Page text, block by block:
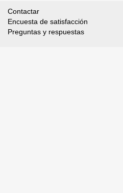
Contactar
Encuesta de satisfacción
Preguntas y respuestas